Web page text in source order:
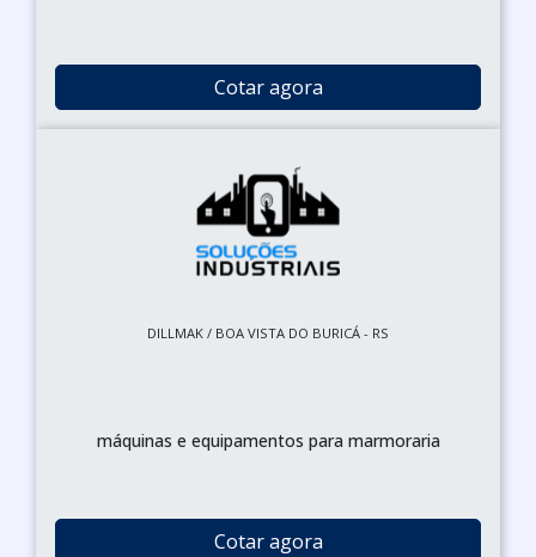
Cotar agora
DILLMAK / BOA VISTA DO BURICÁ - RS
máquinas e equipamentos para marmoraria
Cotar agora